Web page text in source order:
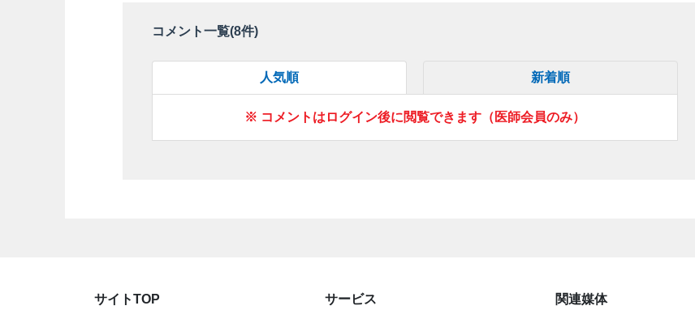
コメント一覧(8件)
人気順 新着順
※ コメントはログイン後に閲覧できます（医師会員のみ）
サイトTOP サービス 関連媒体